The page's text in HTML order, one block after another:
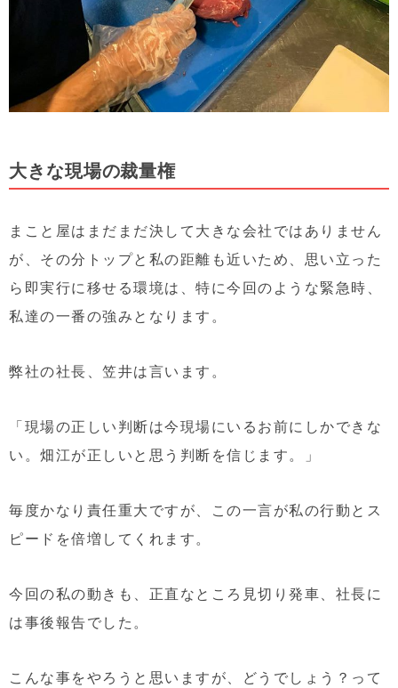
大きな現場の裁量権
まこと屋はまだまだ決して大きな会社ではありません
が、その分トップと私の距離も近いため、思い立った
ら即実行に移せる環境は、特に今回のような緊急時、
私達の一番の強みとなります。
弊社の社長、笠井は言います。
「現場の正しい判断は今現場にいるお前にしかできな
い。畑江が正しいと思う判断を信じます。」
毎度かなり責任重大ですが、この一言が私の行動とス
ピードを倍増してくれます。
今回の私の動きも、正直なところ見切り発車、社長に
は事後報告でした。
こんな事をやろうと思いますが、どうでしょう？って